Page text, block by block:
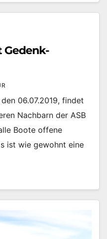
06.07.2019, findet
Nachbarn der ASB
Boote offene
ist wie gewohnt eine